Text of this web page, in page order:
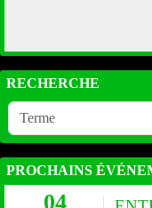
RECHERCHE
PROCHAINS
04